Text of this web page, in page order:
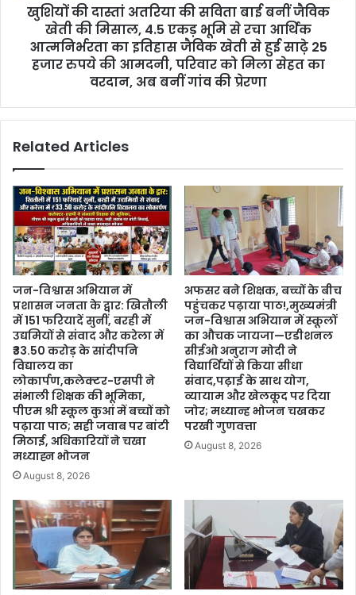
खुशियों की दास्तां अतरिया की सविता बाई बनीं जैविक
खेती की मिसाल, 4.5 एकड़ भूमि से रचा आर्थिक
आत्मनिर्भरता का इतिहास जैविक खेती से हुई साढ़े 25
हजार रुपये की आमदनी, परिवार को मिला सेहत का
वरदान, अब बनीं गांव की प्रेरणा
Related Articles
जन-विश्वास अभियान में
प्रशासन जनता के द्वार: खितौली
में 151 फरियादें सुनीं, बरही में
उद्यमियों से संवाद और करेला में
₹33.50 करोड़ के सांदीपनि
विद्यालय का
लोकार्पण,कलेक्टर-एसपी ने
संभाली शिक्षक की भूमिका,
पीएम श्री स्कूल कुआं में बच्चों को
पढ़ाया पाठ; सही जवाब पर बांटी
मिठाई, अधिकारियों ने चखा
मध्याह्न भोजन
August 8, 2026
अफसर बने शिक्षक, बच्चों के बीच
पहुंचकर पढ़ाया पाठ!,मुख्यमंत्री
जन-विश्वास अभियान में स्कूलों
का औचक जायजा—एडीशनल
सीईओ अनुराग मोदी ने
विद्यार्थियों से किया सीधा
संवाद,पढ़ाई के साथ योग,
व्यायाम और खेलकूद पर दिया
जोर; मध्यान्ह भोजन चखकर
परखी गुणवत्ता
August 8, 2026